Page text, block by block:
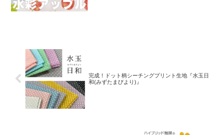
完成！ドット柄シーチングプリント生地『水玉日
和(みずたまびより)』